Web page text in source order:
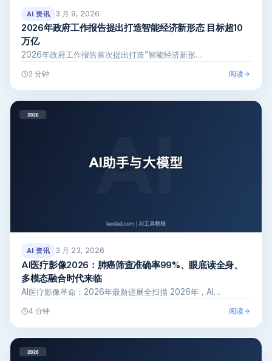
AI 资讯 3 月 9, 2026
2026年政府工作报告提出打造智能经济新形态 目标超10
万亿
2026年政府工作报告首次提出打造”智能经济新形…
2 分钟 阅读
AI 资讯 3 月 23, 2026
AI医疗影像2026：肺癌筛查准确率99%、眼底读全身、
多模态融合时代来临
AI医疗影像革命：2026年最新进展全扫描 2026年，AI…
4 分钟 阅读